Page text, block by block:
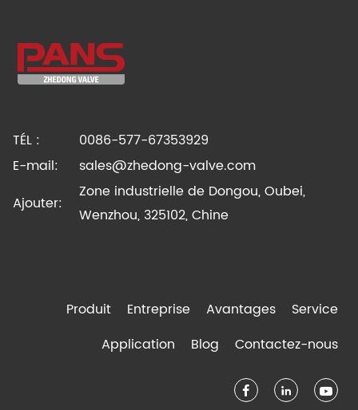
TÉL :
0086-577-67353929
E-mail:
sales@zhedong-valve.com
Ajouter:
Zone industrielle de Dongou, Oubei,
Wenzhou, 325102, Chine
Produit Entreprise Avantages
Service
Application
Blog Contactez-nous